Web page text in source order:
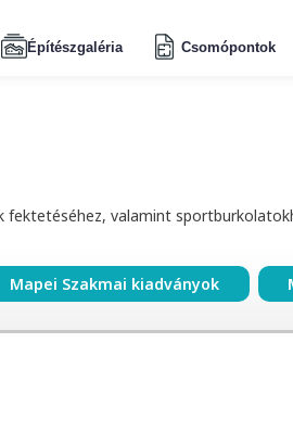
Építészgaléria Csomópontok
fektetéséhez, valamint
Mapei Szakmai kiadványok